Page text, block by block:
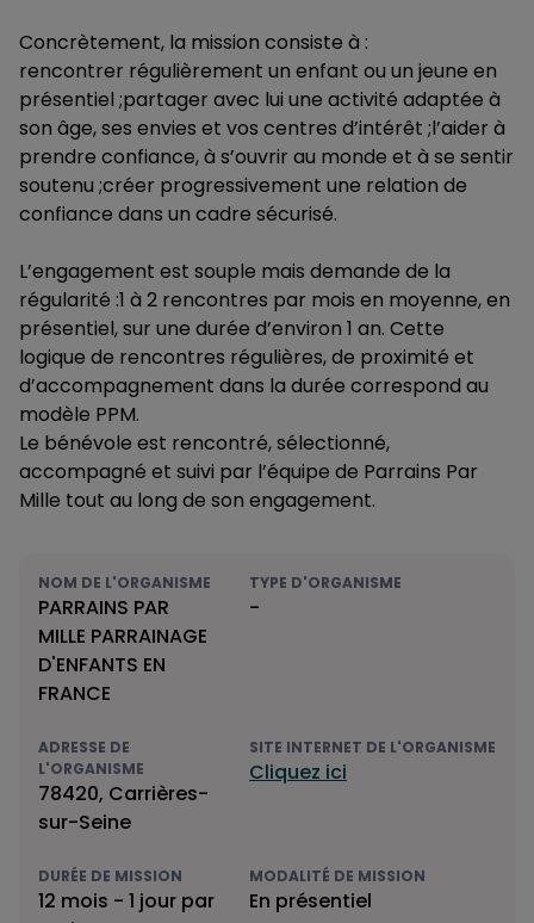
Concrètement, la mission consiste à :
rencontrer régulièrement un enfant ou un jeune en
présentiel ;partager avec lui une activité adaptée à
son âge, ses envies et vos centres d’intérêt ;l’aider à
prendre confiance, à s’ouvrir au monde et à se sentir
soutenu ;créer progressivement une relation de
confiance dans un cadre sécurisé.
L’engagement est souple mais demande de la
régularité :1 à 2 rencontres par mois en moyenne, en
présentiel, sur une durée d’environ 1 an. Cette
logique de rencontres régulières, de proximité et
d’accompagnement dans la durée correspond au
modèle PPM.
Le bénévole est rencontré, sélectionné,
accompagné et suivi par l’équipe de Parrains Par
Mille tout au long de son engagement.
NOM DE L'ORGANISME
PARRAINS PAR
MILLE PARRAINAGE
D'ENFANTS EN
FRANCE
TYPE D'ORGANISME
-
ADRESSE DE
L'ORGANISME
78420, Carrières-
sur-Seine
SITE INTERNET DE L'ORGANISME
Cliquez ici
DURÉE DE MISSION
12 mois - 1 jour par
MODALITÉ DE MISSION
En présentiel